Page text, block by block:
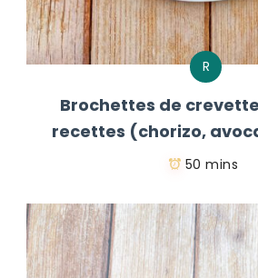
R
Brochettes de
recettes (chorizo,
50 mins